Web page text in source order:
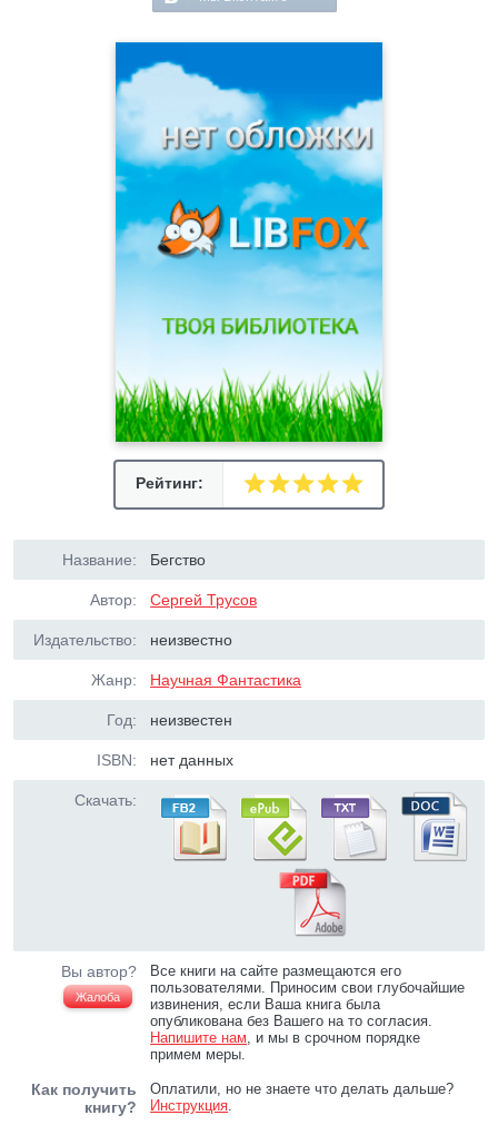
Рейтинг:
Название: Бегство
Автор: Сергей Трусов
Издательство: неизвестно
Жанр: Научная Фантастика
Год: неизвестен
ISBN: нет данных
Скачать:
Вы автор?
Жалоба
Все книги на сайте размещаются его
пользователями. Приносим свои глубочайшие
извинения, если Ваша книга была
опубликована без Вашего на то согласия.
Напишите нам, и мы в срочном порядке
примем меры.
Как получить
книгу?
Оплатили, но не знаете что делать дальше?
Инструкция.